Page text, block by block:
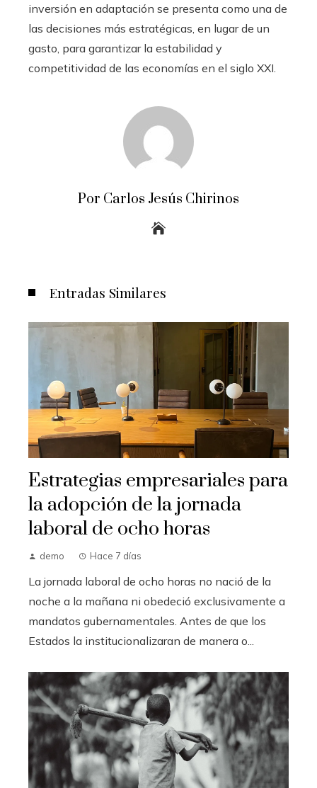
inversión en adaptación se presenta como una de
las decisiones más estratégicas, en lugar de un
gasto, para garantizar la estabilidad y
competitividad de las economías en el siglo XXI.
Por Carlos Jesús Chirinos
Entradas Similares
Estrategias empresariales para
la adopción de la jornada
laboral de ocho horas
demo Hace 7 días
La jornada laboral de ocho horas no nació de la
noche a la mañana ni obedeció exclusivamente a
mandatos gubernamentales. Antes de que los
Estados la institucionalizaran de manera o...